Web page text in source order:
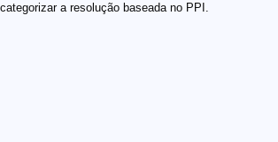
categorizar a resolução baseada no PPI.